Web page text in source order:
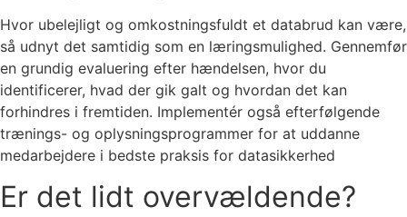
Hvor ubelejligt og omkostningsfuldt et databrud kan være,
så udnyt det samtidig som en læringsmulighed. Gennemfør
en grundig evaluering efter hændelsen, hvor du
identificerer, hvad der gik galt og hvordan det kan
forhindres i fremtiden. Implementér også efterfølgende
trænings- og oplysningsprogrammer for at uddanne
medarbejdere i bedste praksis for datasikkerhed
Er det lidt overvældende?